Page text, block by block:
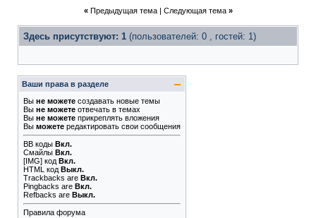
« Предыдущая тема| Следующая тема »
Здесь присутствуют: 1 (пользователей: 0 , гостей: 1)
Ваши права в разделе
Вы не можете создавать новые темы
Вы не можете отвечать в темах
Вы не можете прикреплять вложения
Вы можете редактировать свои сообщения
BB коды Вкл.
Смайлы Вкл.
[IMG] код Вкл.
HTML код Выкл.
Trackbacks are Вкл.
Pingbacks are Вкл.
Refbacks are Выкл.
Правила форума